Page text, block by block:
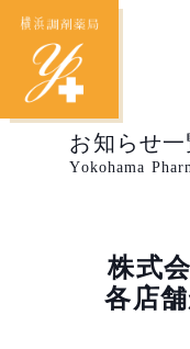
お知らせ一
Yokohama
株式
各店